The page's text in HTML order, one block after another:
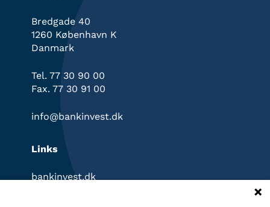
Bredgade 40
1260 København K
Danmark
Tel. 77 30 90 00
Fax. 77 30 91 00
info@bankinvest.dk
Links
bankinvest.dk